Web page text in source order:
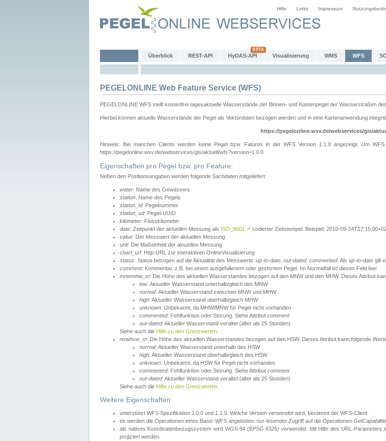
Hilfe Links Impressum
Überblick REST-API HyDAS-API Visualisierung WMS WFS
PEGELONLINE Web Feature Service (WFS)
PEGELONLINE WFS stellt kostenfrei tagesaktuelle Wasserstände der Binnen- und Küstenpegel der Wasserstraßen
Hierbei können aktuelle Wasserstände der Pegel als Vektordaten bezogen werden und in eine Kartenanwendung
https://pegelonline.wsv.de/webservices/gis/
Hinweis: Bei manchen Clients werden keine Pegel bzw. Fatures in der WFS Version 1.1.0 angezeigt. Um
https://pegelonline.wsv.de/webservices/gis/aktuell/wfs?version=1.0.0
Eigenschaften pro Pegel bzw. pro Feature:
Neben den Positionsangaben werden folgende Sachdaten mitgeliefert:
water: Name des Gewässers
station: Name des Pegels
station_id: Pegelnummer
station_ud: Pegel-UUID
kilometer: Flusskilometer
date: Zeitpunkt der aktuellen Messung als ISO_8601 ↗ codierter Zeitstempel. Beispiel: 2010-09-
value: Der Messwert der aktuellen Messung
unit: Die Maßeinheit der aktuellen Messung
chart_url: Http-URL zur interaktiven OnlineVisualisierung
status: Status bezogen auf die Aktualität des Messwerts: up-to-date out-dated, commented. Als up-to-date gilt
comment: Kommentar, z.B. bei einem ausgefallenem oder gestörtem Pegel. Im Normalfall ist dieses Feld leer.
mnwmhw_st: Die Höhe des aktuellen Wasserstandes bezogen auf den MNW und den MHW. Dieses Attribut
low: Aktueller Wasserstand unterhalb/gleich des MNW
normal: Aktueller Wasserstand zwischen MNW und MHW
high: Aktueller Wasserstand oberhalb/gleich MHW
unknown: Unbekannt, da MHW/MNW für Pegel nicht vorhanden
commented: Fehlfunktion oder Störung. Siehe Attribut comment
out-dated: Aktueller Wasserstand veraltet (älter als 25 Stunden)
Siehe auch die Hilfe zu den Grenzwerten
nswhsw_st: Die Höhe des aktuellen Wasserstandes bezogen auf den HSW. Dieses Attribut kann folgende
normal: Aktueller Wasserstand unterhalb des HSW
high: Aktueller Wasserstand oberhalb/gleich des HSW
unknown: Unbekannt, da HSW für Pegel nicht vorhanden
commented: Fehlfunktion oder Störung. Siehe Attribut comment
out-dated: Aktueller Wasserstand veraltet (älter als 25 Stunden)
Siehe auch die Hilfe zu den Grenzwerten
Weitere Eigenschaften:
unterstützt WFS Spezifikation 1.0.0 und 1.1.0. Welche Version verwendet wird, bestimmt der WFS-Client.
es werden die Operationen eines Basic-WFS angeboten: nur-lesender Zugriff auf die Operationen
als natives Koordinatenbezugssystem wird WGS 84 (EPSG:4326) verwendet. Mit Hilfe des URL-Parameters
projiziert werden.